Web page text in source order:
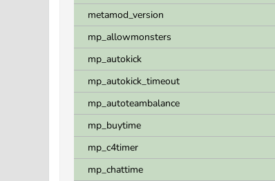
metamod_version
mp_allowmonsters
mp_autokick
mp_autokick_timeout
mp_autoteambalance
mp_buytime
mp_c4timer
mp_chattime